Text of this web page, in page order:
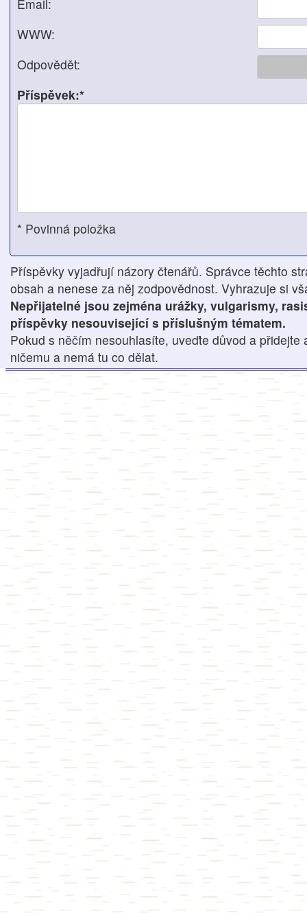
Email:
WWW:
Odpovědět:
Příspěvek:*
* Povinná položka
Příspěvky vyjadřují názory čtenářů. Správce těchto
obsah a nenese za něj zodpovědnost. Vyhrazuje si
Nepřijatelné jsou zejména urážky, vulgarismy,
příspěvky nesouvisející s příslušným tématem.
Pokud s něčím nesouhlasíte, uveďte důvod a přidejte
ničemu a nemá tu co dělat.